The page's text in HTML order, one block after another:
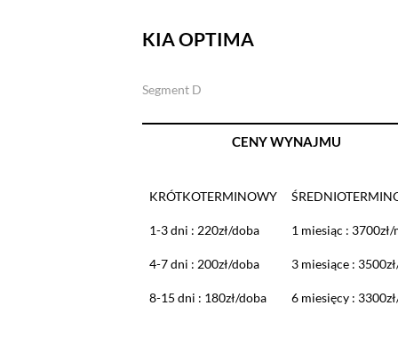
KIA OPTIMA
Segment D
CENY WYNAJMU
KRÓTKOTERMINOWY
1-3 dni : 220zł/doba 1 miesiąc : 3700zł/
4-7 dni : 200zł/doba 3 miesiące :
8-15 dni : 180zł/doba 6 miesięcy :